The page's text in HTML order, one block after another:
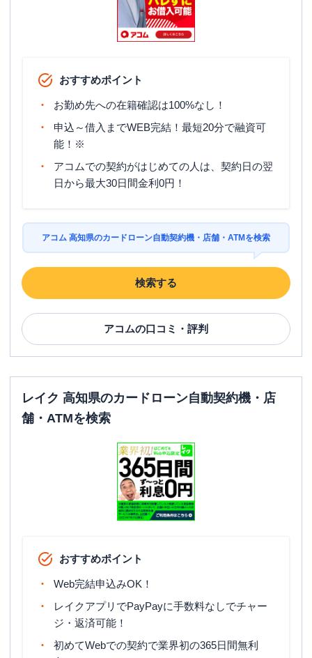
おすすめポイント
お勤め先への在籍確認は100%なし！
申込～借入までWEB完結！最短20分で融資可
能！※
アコムでの契約がはじめての人は、契約日の翌
日から最大30日間金利0円！
アコム 高知県のカードローン自動契約機・店舗・ATMを検索
検索する
アコムの口コミ・評判
レイク 高知県のカードローン自動契約機・店
舗・ATMを検索
おすすめポイント
Web完結申込みOK！
レイクアプリでPayPayに手数料なしでチャー
ジ・返済可能！
初めてWebでの契約で業界初の365日間無利